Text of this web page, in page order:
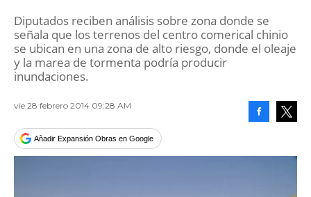
Diputados reciben análisis sobre zona donde se
señala que los terrenos del centro comerical chinio
se ubican en una zona de alto riesgo, donde el oleaje
y la marea de tormenta podría producir
inundaciones.
vie 28 febrero 2014 09:28 AM
Añadir Expansión Obras en Google